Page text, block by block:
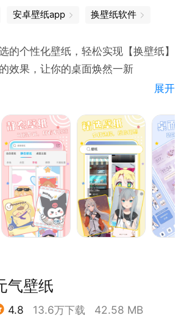
选套图;
配屏幕；
化资源；
有聊头；
纸
壁纸（androideskb_bizhi）
安卓壁纸app 换壁纸软件
的个性化壁纸，轻松实现【换壁纸】
效果，让你的桌面焕然一新
】和【静态壁纸】，海量壁纸每日更
大屏
水印】大图，美图清晰不打折
视频】资源，快让手机炫起来
】专属搭配，一键设置同款风格壁
展开
气壁纸
4.8 13.6万下载 42.58 MB